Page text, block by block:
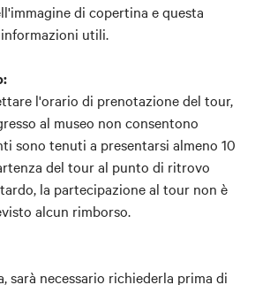
di copertina e questa
utili.
l'orario di prenotazione del tour,
al museo non consentono
sono tenuti a presentarsi almeno 10
del tour al punto di ritrovo
la partecipazione al tour non è
alcun rimborso.
sarà necessario richiederla prima di